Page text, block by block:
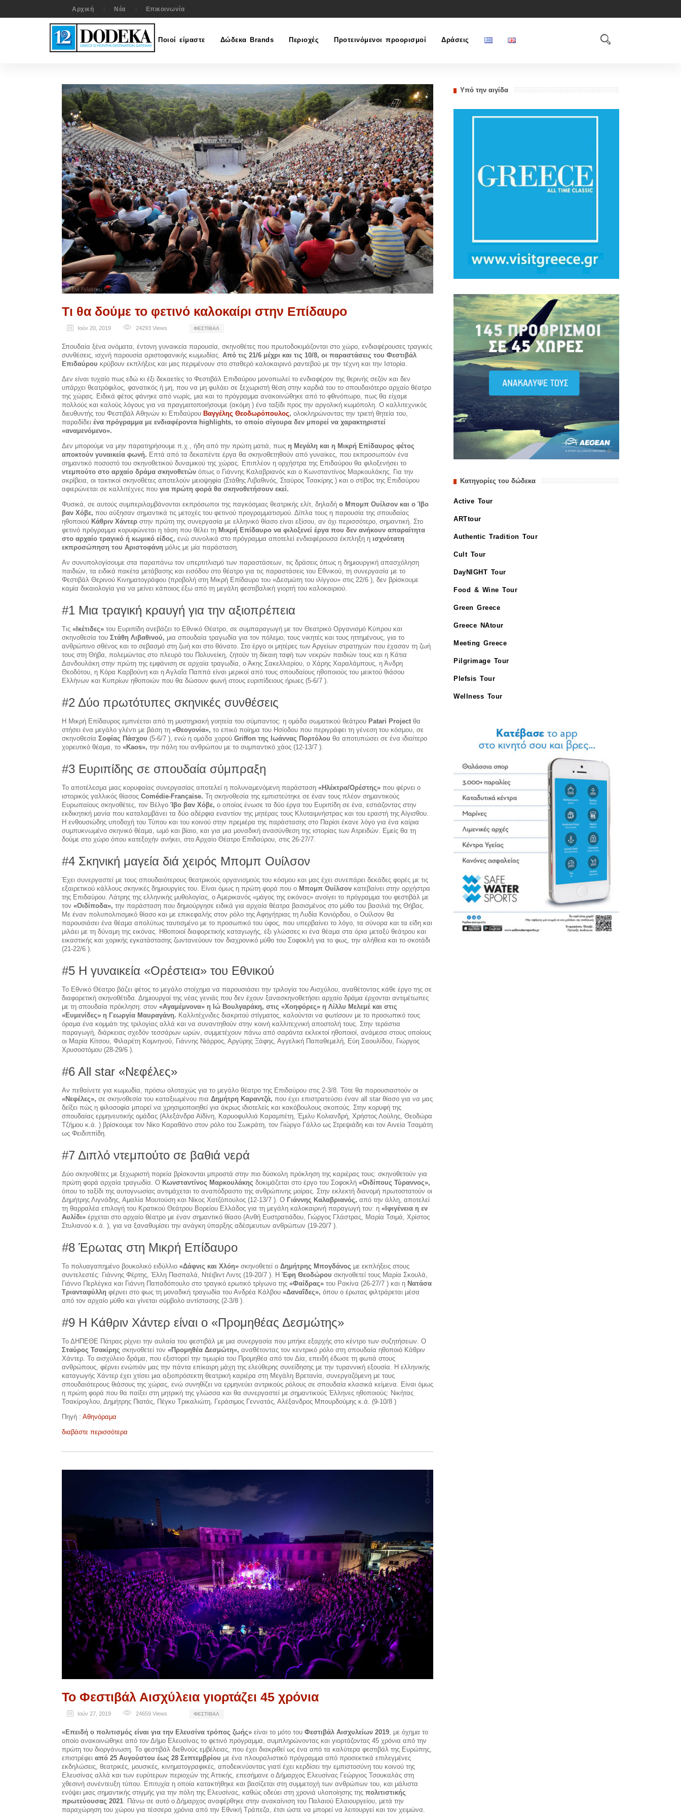
Αρχική Νέα Επικοινωνία
Ποιοί είμαστε Δώδεκα Brands Περιοχές Προτεινόμενοι προορισμοί Δράσεις
Τι θα δούμε το φετινό καλοκαίρι στην Επίδαυρο
Ιούν 20, 2019 24293 Views ΦΕΣΤΙΒΆΛ
Σπουδαία ξένα ονόματα, έντονη γυναικεία παρουσία, σκηνοθέτες που πρωτοδοκιμάζονται στο χώρο, ενδιαφέρουσες τραγικές
συνθέσεις, ισχνή παρουσία αριστοφανικής κωμωδίας. Από τις 21/6 μέχρι και τις 10/8, οι παραστάσεις του Φεστιβάλ
Επιδαύρου κρύβουν εκπλήξεις και μας περιμένουν στο σταθερό καλοκαιρινό ραντεβού με την τέχνη και την Ιστορία.
Δεν είναι τυχαίο πως εδώ κι έξι δεκαετίες το Φεστιβάλ Επιδαύρου μονοπωλεί το ενδιαφέρον της θερινής σεζόν και δεν
υπάρχει θεατρόφιλος, φανατικός ή μη, που να μη φυλάει σε ξεχωριστή θέση στην καρδιά του το σπουδαιότερο αρχαίο θέατρο
της χώρας. Ειδικά φέτος φάνηκε από νωρίς, μια και το πρόγραμμα ανακοινώθηκε από το φθινόπωρο, πως θα είχαμε
πολλούς και καλούς λόγους για να πραγματοποιήσουμε (ακόμη ) ένα ταξίδι προς την αργολική κωμόπολη. Ο καλλιτεχνικός
διευθυντής του Φεστιβάλ Αθηνών κι Επιδαύρου Βαγγέλης Θεοδωρόπουλος, ολοκληρώνοντας την τριετή θητεία του,
παραδίδει ένα πρόγραμμα με ενδιαφέροντα highlights, το οποίο σίγουρα δεν μπορεί να χαρακτηριστεί
«αναμενόμενο».
Δεν μπορούμε να μην παρατηρήσουμε π.χ., ήδη από την πρώτη ματιά, πως η Μεγάλη και η Μικρή Επίδαυρος φέτος
αποκτούν γυναικεία φωνή. Επτά από τα δεκαπέντε έργα θα σκηνοθετηθούν από γυναίκες, που εκπροσωπούν ένα
σημαντικό ποσοστό του σκηνοθετικού δυναμικού της χώρας. Επιπλέον η ορχήστρα της Επιδαύρου θα φιλοξενήσει το
ντεμπούτο στο αρχαίο δράμα σκηνοθετών όπως ο Γιάννης Καλαβριανός και ο Κωνσταντίνος Μαρκουλάκης. Για την
ακρίβεια, οι τακτικοί σκηνοθέτες αποτελούν μειοψηφία (Στάθης Λιβαθινός, Σταύρος Τσακίρης ) και ο στίβος της Επιδαύρου
αφιερώνεται σε καλλιτέχνες που για πρώτη φορά θα σκηνοθετήσουν εκεί.
Φυσικά, σε αυτούς συμπεριλαμβάνονται εκπρόσωποι της παγκόσμιας θεατρικής ελίτ, δηλαδή ο Μπομπ Ουίλσον και ο Ίβο
βαν Χόβε, που αύξησαν σημαντικά τις μετοχές του φετινού προγραμματισμού. Δίπλα τους η παρουσία της σπουδαίας
ηθοποιού Κάθριν Χάντερ στην πρώτη της συνεργασία με ελληνικό θίασο είναι εξίσου, αν όχι περισσότερο, σημαντική. Στο
φετινό πρόγραμμα κορυφώνεται η τάση που θέλει τη Μικρή Επίδαυρο να φιλοξενεί έργα που δεν ανήκουν απαραίτητα
στο αρχαίο τραγικό ή κωμικό είδος, ενώ συνολικά στο πρόγραμμα αποτελεί ενδιαφέρουσα έκπληξη η ισχνότατη
εκπροσώπηση του Αριστοφάνη μόλις με μία παράσταση.
Αν συνυπολογίσουμε στα παραπάνω τον υπερτιτλισμό των παραστάσεων, τις δράσεις όπως η δημιουργική απασχόληση
παιδιών, τα ειδικά πακέτα μετάβασης και εισόδου στο θέατρο για τις παραστάσεις του Εθνικού, τη συνεργασία με το
Φεστιβάλ Θερινού Κινηματογράφου (προβολή στη Μικρή Επίδαυρο του «Δεσμώτη του ιλίγγου» στις 22/6 ), δεν βρίσκουμε
καμία δικαιολογία για να μείνει κάποιος έξω από τη μεγάλη φεστιβαλική γιορτή του καλοκαιριού.
#1 Μια τραγική κραυγή για την αξιοπρέπεια
Τις «Ικέτιδες» του Ευριπίδη ανεβάζει το Εθνικό Θέατρο, σε συμπαραγωγή με τον Θεατρικό Οργανισμό Κύπρου και
σκηνοθεσία του Στάθη Λιβαθινού, μια σπουδαία τραγωδία για τον πόλεμο, τους νικητές και τους ηττημένους, για το
ανθρώπινο σθένος και το σεβασμό στη ζωή και στο θάνατο. Στο έργο οι μητέρες των Αργείων στρατηγών που έχασαν τη ζωή
τους στη Θήβα, πολεμώντας στο πλευρό του Πολυνείκη, ζητούν τη δίκαιη ταφή των νεκρών παιδιών τους και η Κάτια
Δανδουλάκη στην πρώτη της εμφάνιση σε αρχαία τραγωδία, ο Άκης Σακελλαρίου, ο Χάρης Χαραλάμπους, η Άνδρη
Θεοδότου, η Κόρα Καρβούνη και η Αγλαΐα Παππά είναι μερικοί από τους σπουδαίους ηθοποιούς του μεικτού θιάσου
Ελλήνων και Κυπρίων ηθοποιών που θα δώσουν φωνή στους ευριπίδειους ήρωες (5-6/7 ).
#2 Δύο πρωτότυπες σκηνικές συνθέσεις
Η Μικρή Επίδαυρος εμπνέεται από τη μυστηριακή γοητεία του σύμπαντος: η ομάδα σωματικού θεάτρου Patari Project θα
στήσει ένα μεγάλο γλέντι με βάση τη «Θεογονία», το επικό ποίημα του Ησίοδου που περιγράφει τη γένεση του κόσμου, σε
σκηνοθεσία Σοφίας Πάσχου (5-6/7 ), ενώ η ομάδα χορού Griffon της Ιωάννας Πορτόλου θα αποτυπώσει σε ένα ιδιαίτερο
χορευτικό θέαμα, το «Kaos», την πάλη του ανθρώπου με το συμπαντικό χάος (12-13/7 ).
#3 Ευριπίδης σε σπουδαία σύμπραξη
Το αποτέλεσμα μιας κορυφαίας συνεργασίας αποτελεί η πολυναμενόμενη παράσταση «Ηλέκτρα/Ορέστης» που φέρνει ο
ιστορικός γαλλικός θίασος Comédie-Française. Τη σκηνοθεσία της εμπιστεύτηκε σε έναν τους πλέον σημαντικούς
Ευρωπαίους σκηνοθέτες, τον Βέλγο Ίβο βαν Χόβε, ο οποίος ένωσε τα δύο έργα του Ευριπίδη σε ένα, εστιάζοντας στην
εκδικητική μανία που καταλαμβάνει τα δύο αδέρφια εναντίον της μητέρας τους Κλυταιμνήστρας και του εραστή της Αίγισθου.
Η ενθουσιώδης υποδοχή του Τύπου και του κοινού στην πρεμιέρα της παράστασης στο Παρίσι έκανε λόγο για ένα καίρια
συμπυκνωμένο σκηνικό θέαμα, ωμό και βίαιο, και για μια μοναδική ανασύνθεση της ιστορίας των Ατρειδών. Εμείς θα τη
δούμε στο χώρο όπου κατεξοχήν ανήκει, στο Αρχαίο Θέατρο Επιδαύρου, στις 26-27/7.
#4 Σκηνική μαγεία διά χειρός Μπομπ Ουίλσον
Έχει συνεργαστεί με τους σπουδαιότερους θεατρικούς οργανισμούς του κόσμου και μας έχει συνεπάρει δεκάδες φορές με τις
εξαιρετικού κάλλους σκηνικές δημιουργίες του. Είναι όμως η πρώτη φορά που ο Μπομπ Ουίλσον κατεβαίνει στην ορχήστρα
της Επιδαύρου. Λάτρης της ελληνικής μυθολογίας, ο Αμερικανός «μάγος της εικόνας» ανοίγει το πρόγραμμα του φεστιβάλ με
τον «Οιδίποδα», την παράσταση που δημιούργησε ειδικά για αρχαία θέατρα βασισμένος στο μύθο του βασιλιά της Θήβας.
Με έναν πολυπολιτισμικό θίασο και με επικεφαλής στον ρόλο της Αφηγήτριας τη Λυδία Κονιόρδου, ο Ουίλσον θα
παρουσιάσει ένα θέαμα απολύτως ταυτισμένο με το προσωπικό του ύφος, που υπερβαίνει το λόγο, τα σύνορα και τα είδη και
μιλάει με τη δύναμη της εικόνας. Ηθοποιοί διαφορετικής καταγωγής, έξι γλώσσες κι ένα θέαμα στα όρια μεταξύ θεάτρου και
εικαστικής και χορικής εγκατάστασης ζωντανεύουν τον διαχρονικό μύθο του Σοφοκλή για το φως, την αλήθεια και το σκοτάδι
(21-22/6 ).
#5 Η γυναικεία «Ορέστεια» του Εθνικού
Το Εθνικό Θέατρο βάζει φέτος το μεγάλο στοίχημα να παρουσιάσει την τριλογία του Αισχύλου, αναθέτοντας κάθε έργο της σε
διαφορετική σκηνοθέτιδα. Δημιουργοί της νέας γενιάς που δεν έχουν ξανασκηνοθετήσει αρχαίο δράμα έρχονται αντιμέτωπες
με τη σπουδαία πρόκληση: στον «Αγαμέμνονα» η Ιώ Βουλγαράκη, στις «Χοηφόρες» η Λίλλυ Μελεμέ και στις
«Ευμενίδες» η Γεωργία Μαυραγάνη. Καλλιτέχνιδες διακριτού στίγματος, καλούνται να φωτίσουν με το προσωπικό τους
όραμα ένα κομμάτι της τριλογίας αλλά και να συναντηθούν στην κοινή καλλιτεχνική αποστολή τους. Στην τεράστια
παραγωγή, διάρκειας σχεδόν τεσσάρων ωρών, συμμετέχουν πάνω από σαράντα εκλεκτοί ηθοποιοί, ανάμεσα στους οποίους
οι Μαρία Κίτσου, Φιλαρέτη Κομνηνού, Γιάννης Νιάρρος, Αργύρης Ξάφης, Αγγελική Παπαθεμελή, Εύη Σαουλίδου, Γιώργος
Χρυσοστόμου (28-29/6 ).
#6 All star «Νεφέλες»
Αν πεθαίνετε για κωμωδία, πρόσω ολοταχώς για το μεγάλο θέατρο της Επιδαύρου στις 2-3/8. Τότε θα παρουσιαστούν οι
«Νεφέλες», σε σκηνοθεσία του καταξιωμένου πια Δημήτρη Καραντζά, που έχει επιστρατεύσει έναν all star θίασο για να μας
δείξει πώς η φιλοσοφία μπορεί να χρησιμοποιηθεί για άκρως ιδιοτελείς και κακόβουλους σκοπούς. Στην κορυφή της
σπουδαίας ερμηνευτικής ομάδας (Αλεξάνδρα Αϊδίνη, Καρυοφυλλιά Καραμπέτη, Έμιλυ Κολιανδρή, Χρήστος Λούλης, Θεοδώρα
Τζήμου κ.ά. ) βρίσκουμε τον Νίκο Καραθάνο στον ρόλο του Σωκράτη, τον Γιώργο Γάλλο ως Στρεψιάδη και τον Αινεία Τσαμάτη
ως Φειδιππίδη.
#7 Διπλό ντεμπούτο σε βαθιά νερά
Δύο σκηνοθέτες με ξεχωριστή πορεία βρίσκονται μπροστά στην πιο δύσκολη πρόκληση της καριέρας τους: σκηνοθετούν για
πρώτη φορά αρχαία τραγωδία. Ο Κωνσταντίνος Μαρκουλάκης δοκιμάζεται στο έργο του Σοφοκλή «Οιδίπους Τύραννος»,
όπου το ταξίδι της αυτογνωσίας αντιμάχεται το αναπόδραστο της ανθρώπινης μοίρας. Στην εκλεκτή διανομή πρωτοστατούν οι
Δημήτρης Λιγνάδης, Αμαλία Μουτούση και Νίκος Χατζόπουλος (12-13/7 ). Ο Γιάννης Καλαβριανός, από την άλλη, αποτελεί
τη θαρραλέα επιλογή του Κρατικού Θεάτρου Βορείου Ελλάδος για τη μεγάλη καλοκαιρινή παραγωγή του: η «Ιφιγένεια η εν
Αυλίδι» έρχεται στο αρχαίο θέατρο με έναν σημαντικό θίασο (Ανθή Ευστρατιάδου, Γιώργος Γλάστρας, Μαρία Τσιμά, Χρίστος
Στυλιανού κ.ά. ), για να ξαναθυμίσει την ανάγκη ύπαρξης αδέσμευτων ανθρώπων (19-20/7 ).
#8 Έρωτας στη Μικρή Επίδαυρο
Το πολυαγαπημένο βουκολικό ειδύλλιο «Δάφνις και Χλόη» σκηνοθετεί ο Δημήτρης Μπογδάνος με εκπλήξεις στους
συντελεστές: Γιάννης Φέρτης, Έλλη Πασπαλά, Ντέιβιντ Λιντς (19-20/7 ). Η Έφη Θεοδώρου σκηνοθετεί τους Μαρία Σκουλά,
Γιάννο Περλέγκα και Γιάννη Παπαδόπουλο στο τραγικό ερωτικό τρίγωνο της «Φαίδρας» του Ρακίνα (26-27/7 ) και η Νατάσα
Τριανταφύλλη φέρνει στο φως τη μοναδική τραγωδία του Ανδρέα Κάλβου «Δαναΐδες», όπου ο έρωτας φιλτράρεται μέσα
από τον αρχαίο μύθο και γίνεται σύμβολο αντίστασης (2-3/8 ).
#9 Η Κάθριν Χάντερ είναι ο «Προμηθέας Δεσμώτης»
Το ΔΗΠΕΘΕ Πάτρας ρίχνει την αυλαία του φεστιβάλ με μια συνεργασία που μπήκε εξαρχής στο κέντρο των συζητήσεων. Ο
Σταύρος Τσακίρης σκηνοθετεί τον «Προμηθέα Δεσμώτη», αναθέτοντας τον κεντρικό ρόλο στη σπουδαία ηθοποιό Κάθριν
Χάντερ. Το αισχύλειο δράμα, που εξιστορεί την τιμωρία του Προμηθέα από τον Δία, επειδή έδωσε τη φωτιά στους
ανθρώπους, φέρνει ενώπιόν μας την πάντα επίκαιρη μάχη της ελεύθερης συνείδησης με την τυραννική εξουσία. Η ελληνικής
καταγωγής Χάντερ έχει χτίσει μια αξιοπρόσεκτη θεατρική καριέρα στη Μεγάλη Βρετανία, συνεργαζόμενη με τους
σπουδαιότερους θιάσους της χώρας, ενώ συνηθίζει να ερμηνεύει αντρικούς ρόλους σε σπουδαία κλασικά κείμενα. Είναι όμως
η πρώτη φορά που θα παίξει στη μητρική της γλώσσα και θα συνεργαστεί με σημαντικούς Έλληνες ηθοποιούς: Νικήτας
Τσακίρογλου, Δημήτρης Πιατάς, Πέγκυ Τρικαλιώτη, Γεράσιμος Γεννατάς, Αλέξανδρος Μπουρδούμης κ.ά. (9-10/8 )
Πηγή : Αθηνόραμα
διαβάστε περισσότερα
Το Φεστιβάλ Αισχύλεια γιορτάζει 45 χρόνια
Ιούν 27, 2019 24659 Views ΦΕΣΤΙΒΆΛ
«Επειδή ο πολιτισμός είναι για την Ελευσίνα τρόπος ζωής» είναι το μότο του Φεστιβάλ Αισχυλείων 2019 , με όχημα το
οποίο ανακοινώθηκε από τον Δήμο Ελευσίνας το φετινό πρόγραμμα, συμπληρώνοντας και γιορτάζοντας 45 χρόνια από την
πρώτη του διοργάνωση. Το φεστιβάλ διεθνούς εμβέλειας, που έχει διακριθεί ως ένα από τα καλύτερα φεστιβάλ της Ευρώπης,
επιστρέφει από 25 Αυγούστου έως 28 Σεπτεμβρίου με ένα πλουραλιστικό πρόγραμμα από προσεκτικά επιλεγμένες
εκδηλώσεις, θεατρικές, μουσικές, κινηματογραφικές, αποδεικνύοντας γιατί έχει κερδίσει την εμπιστοσύνη του κοινού της
Ελευσίνας αλλά και των ευρύτερων περιοχών της Αττικής, επεσήμανε ο Δήμαρχος Ελευσίνας Γεώργιος Τσουκαλάς στη
χθεσινή συνέντευξη τύπου. Επιτυχία η οποία κατακτήθηκε και βασίζεται στη συμμετοχή των ανθρώπων του, και μάλιστα
ενόψει μιας σημαντικής στιγμής για την πόλη της Ελευσίνας, καθώς οδεύει στη χρονιά υλοποίησης της πολιτιστικής
πρωτεύουσας 2021 . Πάνω σε αυτό ο Δήμαρχος αναφέρθηκε στην ανακαίνιση του Παλαιού Ελαιουργείου, μετά την
παραχώρηση του χώρου για τέσσερα χρόνια από την Εθνική Τράπεζα, έτσι ώστε να μπορεί να λειτουργεί και τον χειμώνα.
Υπό την αιγίδα
Κατηγορίες του δώδεκα
Active Tour
ARTtour
Authentic Tradition Tour
Cult Tour
DayNIGHT Tour
Food & Wine Tour
Green Greece
Greece NAtour
Meeting Greece
Pilgrimage Tour
Plefsis Tour
Wellness Tour